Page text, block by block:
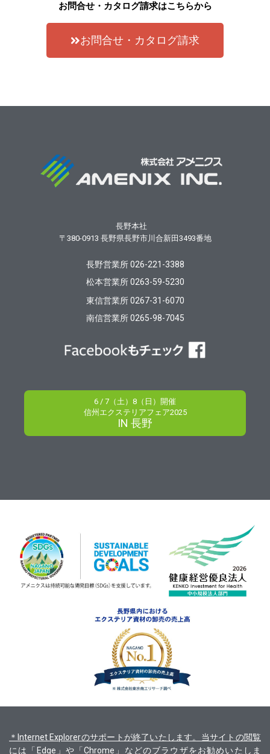
お問合せ・カタログ請求はこちらから
お問合せ・カタログ請求
長野本社
〒380-0913 長野県長野市川合新田3493番地
長野営業所 026-221-3388
松本営業所 0263-59-5230
東信営業所 0267-31-6070
南信営業所 0265-98-7045
6 / 7（土）8（日）開催
信州エクステリアフェア2025
IN 長野
＊Internet Explorerのサポートが終了いたします。当サイトの閲覧
には「Edge」や「Chrome」などのブラウザをお勧めいたしま